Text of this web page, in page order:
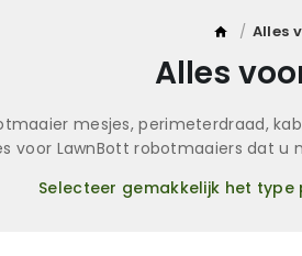
/ Alles
Alles
mesjes, perimeterdraad,
voor LawnBott robotmaaiers dat
Selecteer gemakkelijk het